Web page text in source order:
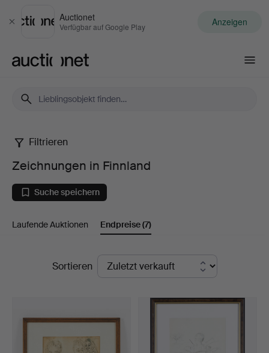
Schließen
Auctionet
Verfügbar auf Google Play Anzeigen
Zeichnungen
in
Finnland
Filtrieren
Zeichnungen in Finnland
Suche speichern
Laufende Auktionen Endpreise(7)
EndpreiseSortieren